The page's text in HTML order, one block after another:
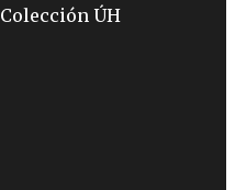
Colección ÚH